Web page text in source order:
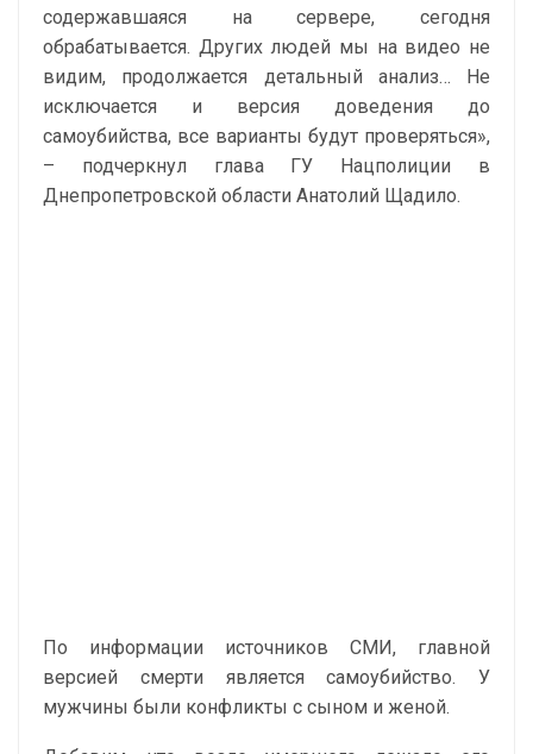
содержавшаяся на сервере, сегодня
обрабатывается. Других людей мы на видео не
видим, продолжается детальный анализ… Не
исключается и версия доведения до
самоубийства, все варианты будут проверяться»,
– подчеркнул глава ГУ Нацполиции в
Днепропетровской области Анатолий Щадило.
По информации источников СМИ, главной
версией смерти является самоубийство. У
мужчины были конфликты с сыном и женой.